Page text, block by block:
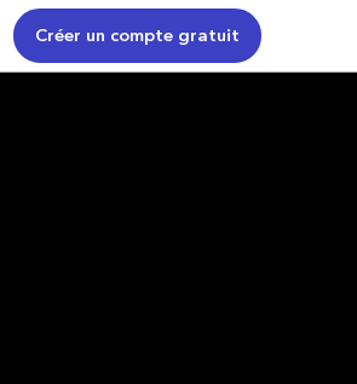
Créer un compte gratuit